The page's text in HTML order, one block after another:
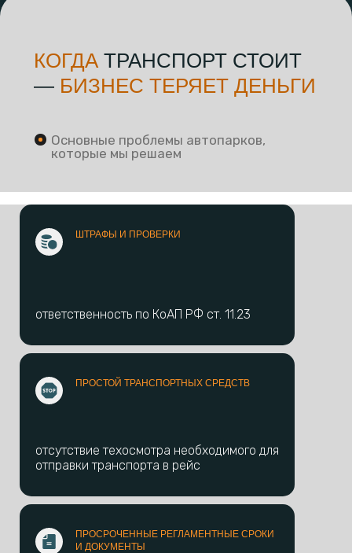
КОГДАТРАНСПОРТ СТОИТ
— БИЗНЕС ТЕРЯЕТ ДЕНЬГИ
Основные проблемы автопарков,
которые мы решаем
ШТРАФЫ И ПРОВЕРКИ
ответственность по КоАП РФ ст. 11.23
ПРОСТОЙ ТРАНСПОРТНЫХ СРЕДСТВ
отсутствие техосмотра необходимого для
отправки транспорта в рейс
ПРОСРОЧЕННЫЕ РЕГЛАМЕНТНЫЕ СРОКИ
И ДОКУМЕНТЫ